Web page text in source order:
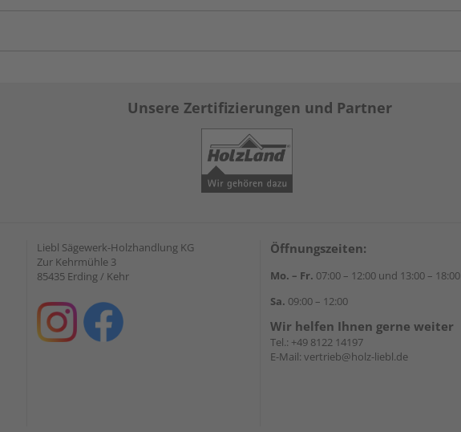
Unsere Zertifizierungen und Partner
Liebl Sägewerk-Holzhandlung KG
Zur Kehrmühle 3
85435 Erding / Kehr
Öffnungszeiten:
Mo. – Fr. 07:00 – 12:00 und 13:00 – 18:00
Sa. 09:00 – 12:00
Wir helfen Ihnen gerne weiter
Tel.: +49 8122 14197
E-Mail: vertrieb@holz-liebl.de